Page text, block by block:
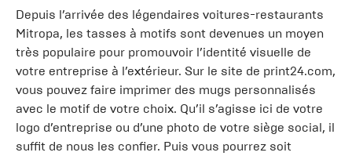
Depuis l’arrivée des légendaires voitures-restaurants
Mitropa, les tasses à motifs sont devenues un moyen
très populaire pour promouvoir l’identité visuelle de
votre entreprise à l’extérieur. Sur le site de print24.com,
vous pouvez faire imprimer des mugs personnalisés
avec le motif de votre choix. Qu’il s’agisse ici de votre
logo d’entreprise ou d’une photo de votre siège social, il
suffit de nous les confier. Puis vous pourrez soit